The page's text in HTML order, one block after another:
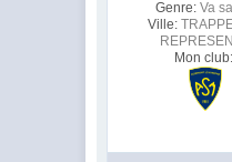
Genre: Va
Ville:
Mon club: